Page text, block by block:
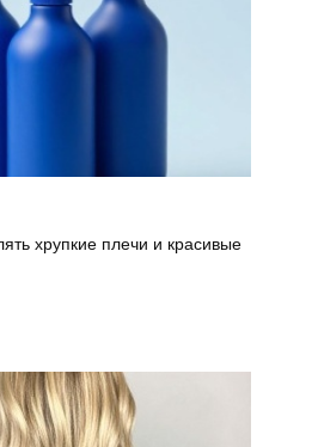
хрупкие плечи и красивые